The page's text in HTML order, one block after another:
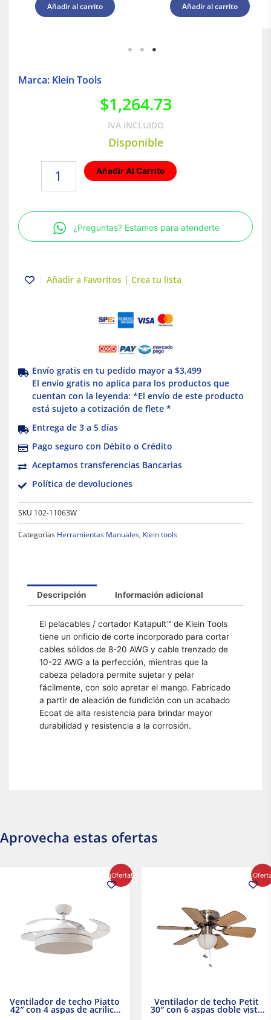
Añadir al carrito Añadir al carrito
Marca: Klein Tools
$1,264.73
IVA INCLUIDO
Disponible
Pelacables/cortacables
Katapult
Klein
Tools
Añadir Al Carrito
¿Preguntas? Estamos para atenderte
Añadir a Favoritos | Crea tu lista
Envío gratis en tu pedido mayor a $3,499
El envío gratis no aplica para los productos que
cuentan con la leyenda: *El envío de este producto
está sujeto a cotización de flete *
Entrega de 3 a 5 días
Pago seguro con Débito o Crédito
Aceptamos transferencias Bancarias
Política de devoluciones
SKU 102-11063W
Categorías Herramientas Manuales, Klein tools
Descripción Información adicional
El pelacables / cortador Katapult™ de Klein Tools
tiene un orificio de corte incorporado para cortar
cables sólidos de 8-20 AWG y cable trenzado de
10-22 AWG a la perfección, mientras que la
cabeza peladora permite sujetar y pelar
fácilmente, con solo apretar el mango. Fabricado
a partir de aleación de fundición con un acabado
Ecoat de alta resistencia para brindar mayor
durabilidad y resistencia a la corrosión.
Aprovecha estas ofertas
¡Oferta!
Ventilador de techo Piatto
42″ con 4 aspas de acrilico
transparente
$2,986.97.
precio
actual
Ventilador de techo Petit
30″ con 6 aspas doble vista
Satinado Masterfan
$1,450.23.
precio
actual